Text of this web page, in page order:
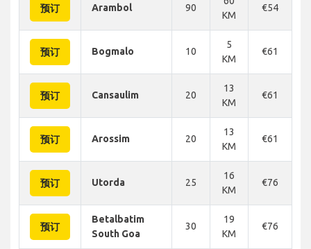
预订 Arambol 90
KM
€54
预订 Bogmalo 10
5
KM
€61
预订 Cansaulim 20
13
KM
€61
预订 Arossim 20
13
KM
€61
预订 Utorda 25
16
KM
€76
预订
Betalbatim
South Goa
30
19
KM
€76